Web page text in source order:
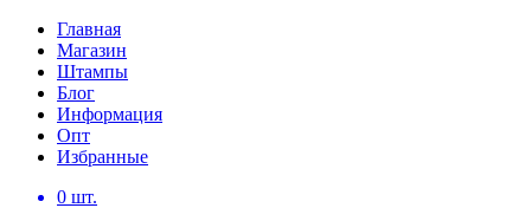
Главная
Магазин
Штампы
Блог
Информация
Опт
Избранные
0 шт.